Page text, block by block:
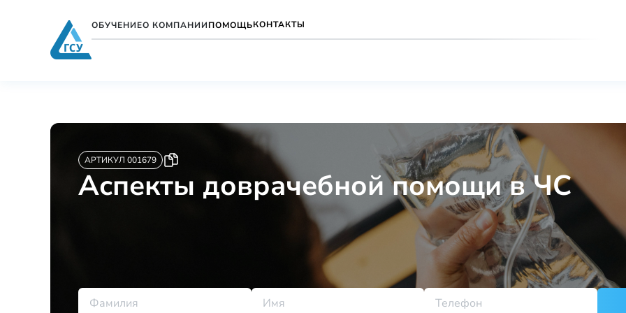
ОБУЧЕНИЕО КОМПАНИИПОМОЩЬКОНТАКТЫ
АРТИКУЛ 001679
Аспекты доврачебной помощи в ЧС